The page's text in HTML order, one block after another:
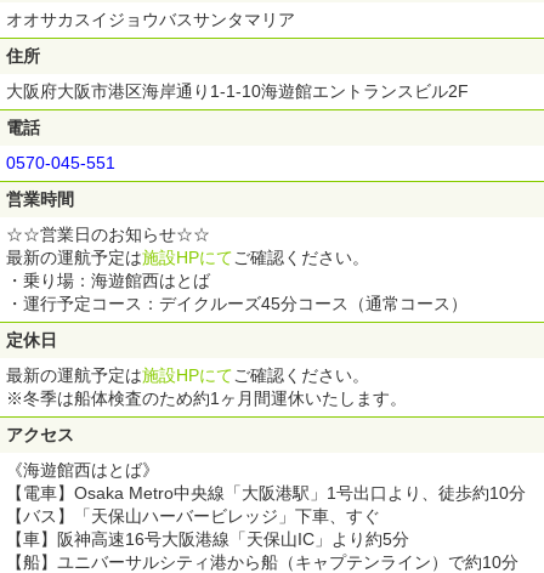
オオサカスイジョウバスサンタマリア
住所
大阪府大阪市港区海岸通り1-1-10海遊館エントランスビル2F
電話
0570-045-551
営業時間
☆☆営業日のお知らせ☆☆
最新の運航予定は施設HPにてご確認ください。
・乗り場：海遊館西はとば
・運行予定コース：デイクルーズ45分コース（通常コース）
定休日
最新の運航予定は施設HPにてご確認ください。
※冬季は船体検査のため約1ヶ月間運休いたします。
アクセス
《海遊館西はとば》
【電車】Osaka Metro中央線「大阪港駅」1号出口より、徒歩約10分
【バス】「天保山ハーバービレッジ」下車、すぐ
【車】阪神高速16号大阪港線「天保山IC」より約5分
【船】ユニバーサルシティ港から船（キャプテンライン）で約10分